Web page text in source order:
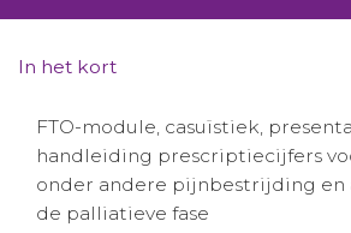
Actueel
Winkelwagentje
Aanmelden nieuwsbrief
In het kort
FTO-module, casuïstiek,
handleiding prescriptiecijfers
onder andere pijnbestrijding en
de palliatieve fase